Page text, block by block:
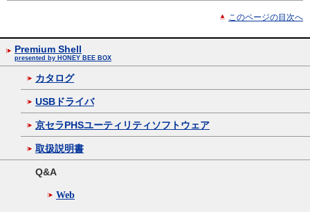
このページの目次へ
Premium Shell
presented by HONEY BEE BOX
カタログ
USBドライバ
京セラPHSユーティリティソフトウェア
取扱説明書
Q&A
Web